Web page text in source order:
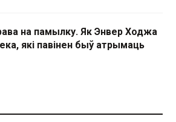
на памылку. Як Энвер Ходжа
які павінен быў атрымаць